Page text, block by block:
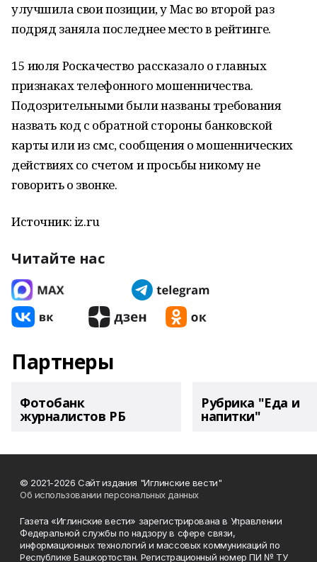
улучшила свои позиции, у Mac во второй раз
подряд заняла последнее место в рейтинге.
15 июля Роскачество рассказало о главных
признаках телефонного мошенничества.
Подозрительными были названы требования
назвать код с обратной стороны банковской
карты или из смс, сообщения о мошеннических
действиях со счетом и просьбы никому не
говорить о звонке.
Источник: iz.ru
Читайте нас
Партнеры
Фотобанк
журналистов РБ
Рубрика "Еда и
напитки"
© 2021-2026 Сайт издания "Иглинские вести"
Об использовании персональных данных
Газета «Иглинские вести» зарегистрирована в Управлении
Федеральной службы по надзору в сфере связи,
информационных технологий и массовых коммуникаций по
Республике Башкортостан. Регистрационный номер ПИ № ТУ